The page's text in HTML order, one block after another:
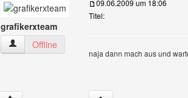
grafikerxteam
grafikerxteam Benutzer-Profile anzeigen
Offline
09.06.2009 um 18:06
Titel:
naja dann mach aus und